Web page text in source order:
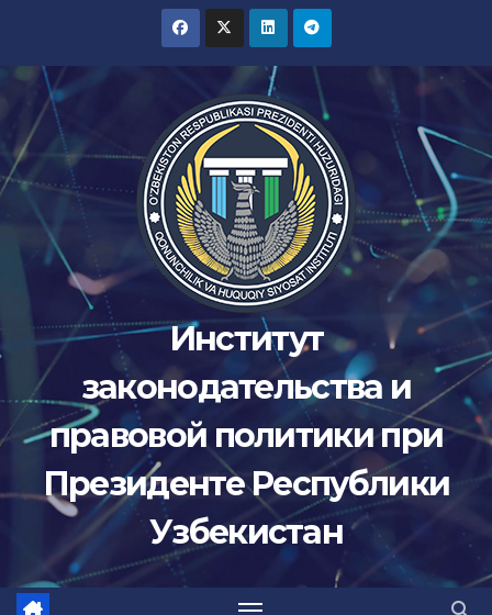
содержимому
Институт
законодательства и
правовой политики при
Президенте Республики
Узбекистан